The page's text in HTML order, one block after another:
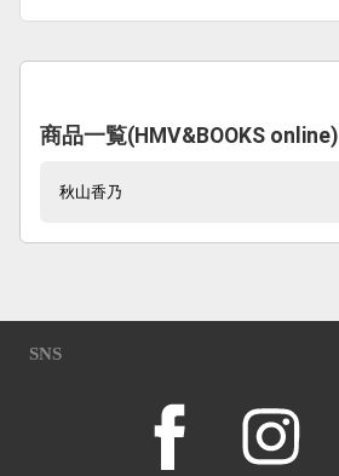
商品一覧(HMV&BOOKS online)
秋山香乃
SNS